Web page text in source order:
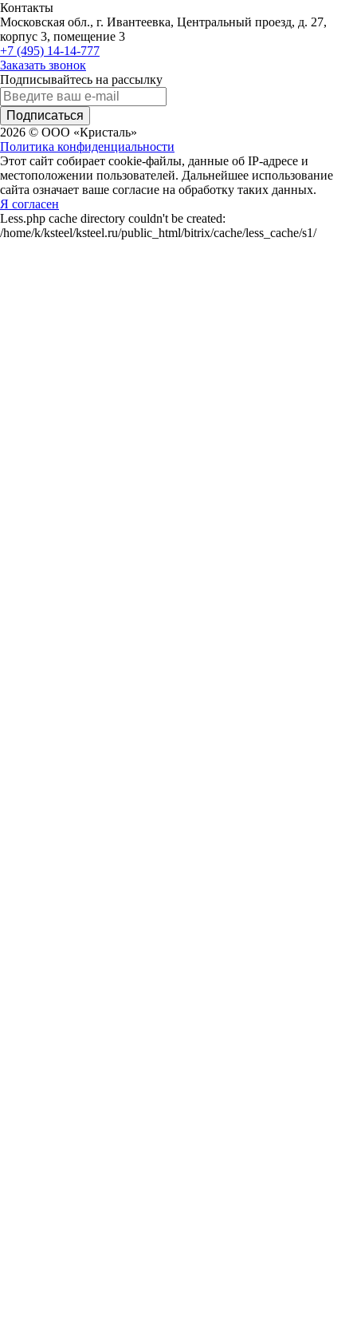
Контакты
Московская обл., г. Ивантеевка, Центральный проезд, д. 27,
корпус 3, помещение 3
+7 (495) 14-14-777
Заказать звонок
Подписывайтесь на рассылку
Подписаться
2026 © ООО «Кристаль»
Политика конфиденциальности
Этот сайт собирает cookie-файлы, данные об IP-адресе и
местоположении пользователей. Дальнейшее использование
сайта означает ваше согласие на обработку таких данных.
Я согласен
Less.php cache directory couldn't be created:
/home/k/ksteel/ksteel.ru/public_html/bitrix/cache/less_cache/s1/